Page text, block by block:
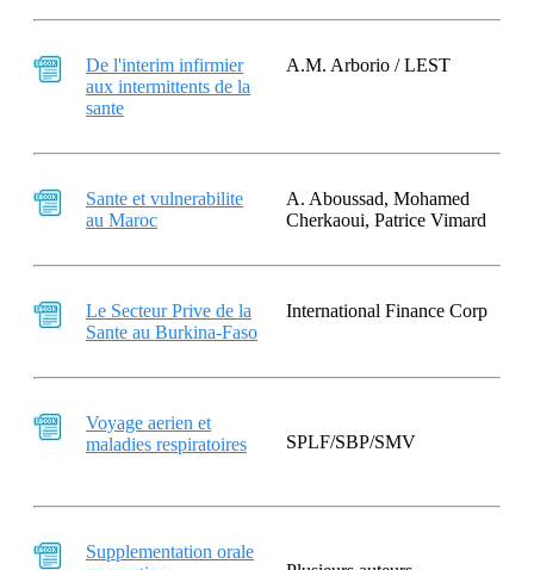
De l'interim infirmier
aux intermittents de la
sante
A.M. Arborio / LEST
Sante et vulnerabilite
au Maroc
A. Aboussad, Mohamed
Cherkaoui, Patrice Vimard
Le Secteur Prive de la
Sante au Burkina-Faso
International Finance Corp
Voyage aerien et
maladies respiratoires
SPLF/SBP/SMV
Supplementation orale